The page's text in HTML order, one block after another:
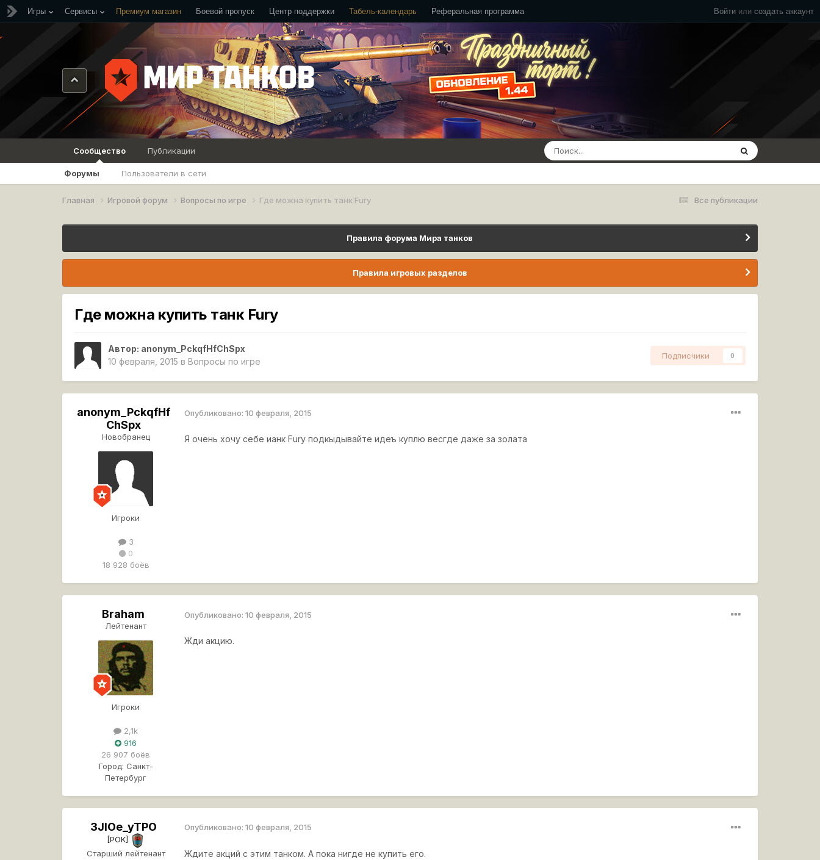
Войти или создать аккаунт
Игры Сервисы Премиум магазин Боевой пропуск Центр поддержки Табель-календарь Реферальная программа
Сообщество
Форумы Пользователи в сети
Публикации
Все публикации
Главная Игровой форум Вопросы по игре Где можна купить танк Fury
Правила форума Мира танков
Правила игровых разделов
Где можна купить танк Fury
Автор: anonym_PckqfHfChSpx
10 февраля, 2015 в Вопросы по игре
Подписчики 0
anonym_PckqfHf
ChSpx
Новобранец
Игроки
3
0
18 928 боёв
Опубликовано:10 февраля, 2015
Я очень хочу себе ианк Fury подкыдывайте идеъ куплю весгде даже за золата
Braham
Лейтенант
Игроки
2,1k
916
26 907 боёв
Город: Санкт-
Петербург
Опубликовано:10 февраля, 2015
Жди акцию.
3JIOe_yTPO
[POK]
Старший лейтенант
Опубликовано:10 февраля, 2015
Ждите акций с этим танком. А пока нигде не купить его.